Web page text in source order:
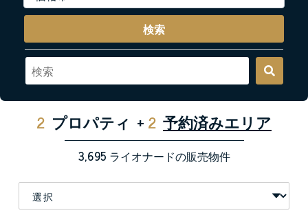
検索
2 プロパティ + 2 予約済みエリア
3,695 ライオナードの販売物件